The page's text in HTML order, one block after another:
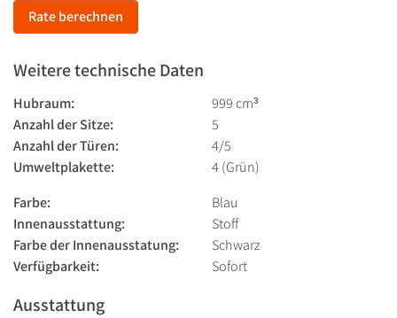
Rate berechnen
Weitere technische Daten
Hubraum:
999 cm³
Anzahl der Sitze:
5
Anzahl der Türen:
4/5
Umweltplakette:
4 (Grün)
Farbe:
Blau
Innenausstattung:
Stoff
Farbe der Innenausstatung:
Schwarz
Verfügbarkeit:
Sofort
Ausstattung